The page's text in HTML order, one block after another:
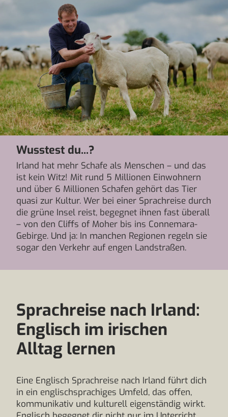
Wusstest du...?
Irland hat mehr Schafe als Menschen – und das
ist kein Witz! Mit rund 5 Millionen Einwohnern
und über 6 Millionen Schafen gehört das Tier
quasi zur Kultur. Wer bei einer Sprachreise durch
die grüne Insel reist, begegnet ihnen fast überall
– von den Cliffs of Moher bis ins Connemara-
Gebirge. Und ja: In manchen Regionen regeln sie
sogar den Verkehr auf engen Landstraßen.
Sprachreise nach Irland:
Englisch im irischen
Alltag lernen
Eine Englisch Sprachreise nach Irland führt dich
in ein englischsprachiges Umfeld, das offen,
kommunikativ und kulturell eigenständig wirkt.